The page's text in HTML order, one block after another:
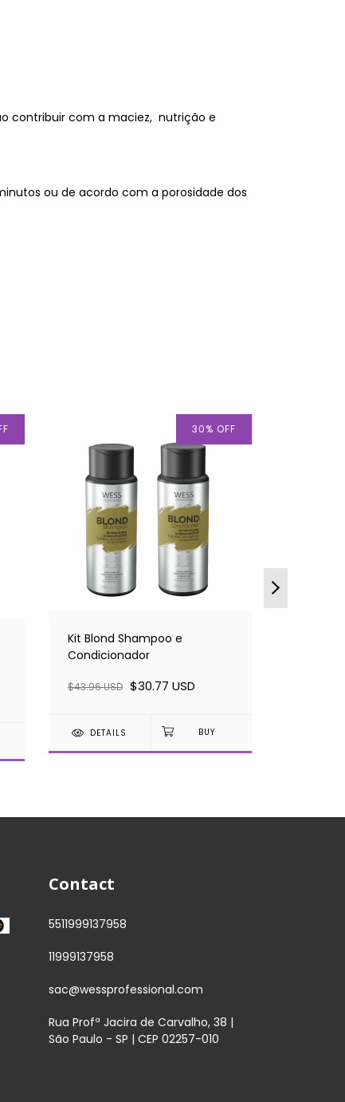
contribuir com a maciez, nutrição e
ou de acordo com a porosidade dos
30% OFF
Kit Blond Shampoo e
Condicionador
$43.96 USD $30.77 USD
DETAILS
Contact
5511999137958
11999137958
sac@wessprofessional.com
Rua Profª Jacira de Carvalho, 38 |
São Paulo - SP | CEP 02257-010